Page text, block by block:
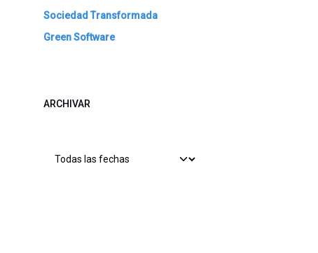
Sociedad Transformada
Green Software
ARCHIVAR